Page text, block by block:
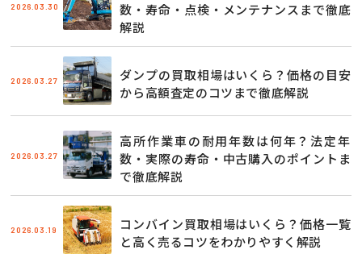
2026.03.30
数・寿命・点検・メンテナンスまで徹底
解説
2026.03.27
ダンプの買取相場はいくら？価格の目安
から高額査定のコツまで徹底解説
2026.03.27
高所作業車の耐用年数は何年？法定年
数・実際の寿命・中古購入のポイントま
で徹底解説
2026.03.19
コンバイン買取相場はいくら？価格一覧
と高く売るコツをわかりやすく解説